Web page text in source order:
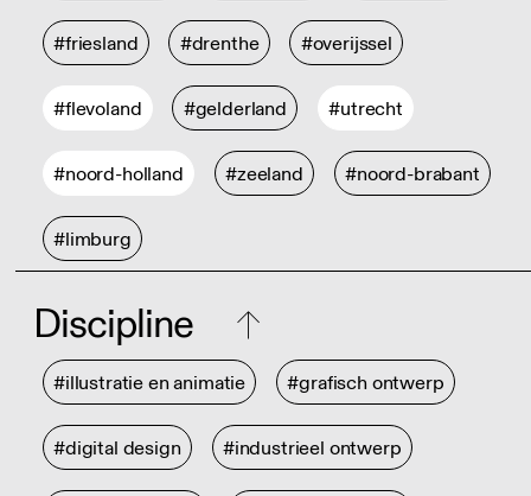
#friesland #drenthe #overijssel
#flevoland #gelderland #utrecht
#noord-holland #zeeland #noord-brabant
#limburg
Discipline
#illustratie en animatie #grafisch ontwerp
#digital design #industrieel ontwerp